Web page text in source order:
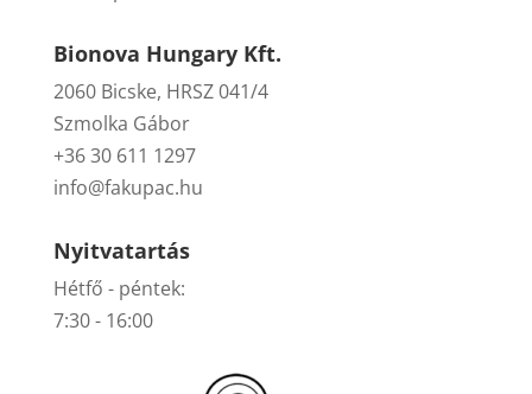
Bionova Hungary Kft.
2060 Bicske, HRSZ 041/4
Szmolka Gábor
+36 30 611 1297
info@fakupac.hu
Nyitvatartás
Hétfő - péntek:
7:30 - 16:00